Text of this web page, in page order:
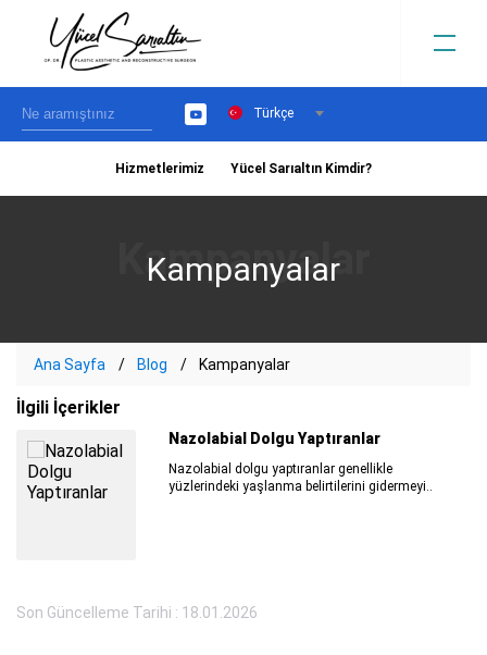
YouTubeTürkçe
Hizmetlerimiz Yücel Sarıaltın Kimdir?
Kampanyalar
Ana Sayfa Blog Kampanyalar
İlgili İçerikler
Nazolabial Dolgu Yaptıranlar
Nazolabial dolgu yaptıranlar genellikle
yüzlerindeki yaşlanma belirtilerini gidermeyi..
Son Güncelleme Tarihi : 18.01.2026